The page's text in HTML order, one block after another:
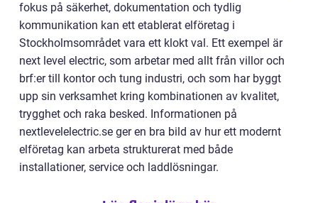
fokus på säkerhet, dokumentation och tydlig
kommunikation kan ett etablerat elföretag i
Stockholmsområdet vara ett klokt val. Ett exempel är
next level electric, som arbetar med allt från villor och
brf:er till kontor och tung industri, och som har byggt
upp sin verksamhet kring kombinationen av kvalitet,
trygghet och raka besked. Informationen på
nextlevelelectric.se ger en bra bild av hur ett modernt
elföretag kan arbeta strukturerat med både
installationer, service och laddlösningar.